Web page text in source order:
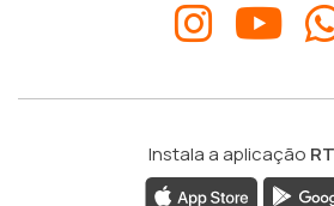
Instala a aplicação